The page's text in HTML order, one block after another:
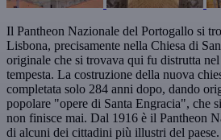
Il Pantheon Nazionale del Portogallo si
Lisbona, precisamente nella Chiesa di
originale che si trovava qui fu distrutta
tempesta. La costruzione della nuova
completata solo 284 anni dopo, dando
popolare "opere di Santa Engracia", che
non finisce mai. Dal 1916 è il Pantheon
di alcuni dei cittadini più illustri del paese.